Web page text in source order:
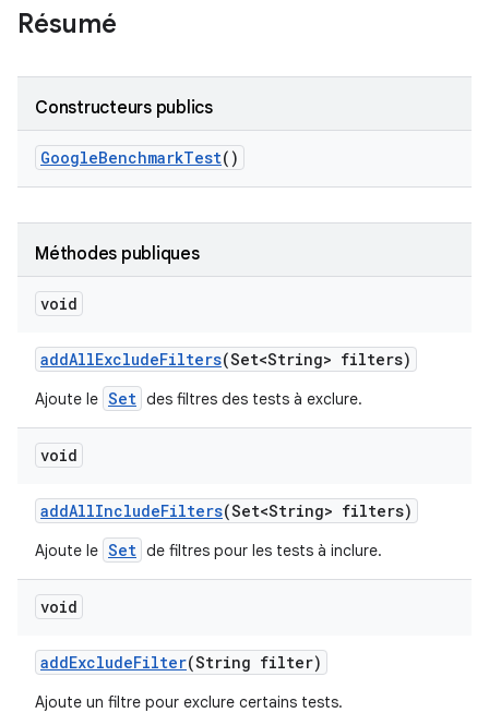
Résumé
Constructeurs publics
GoogleBenchmarkTest()
Méthodes publiques
void
addAllExcludeFilters(Set<String> filters)
Ajoute le Set des filtres des tests à exclure.
void
addAllIncludeFilters(Set<String> filters)
Ajoute le Set de filtres pour les tests à inclure.
void
addExcludeFilter(String filter)
Ajoute un filtre pour exclure certains tests.